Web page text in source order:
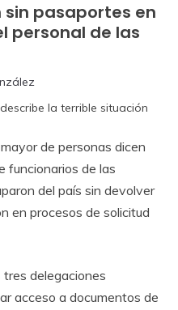
sin pasaportes en
personal de las
la terrible situación
de personas dicen
funcionarios de las
del país sin devolver
en procesos de solicitud
delegaciones
acceso a documentos de